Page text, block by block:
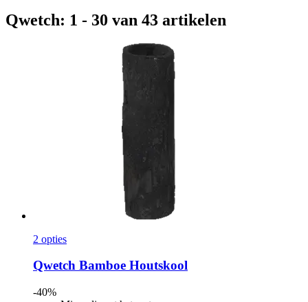
Qwetch: 1 - 30 van 43 artikelen
2 opties
Qwetch Bamboe Houtskool
-40%